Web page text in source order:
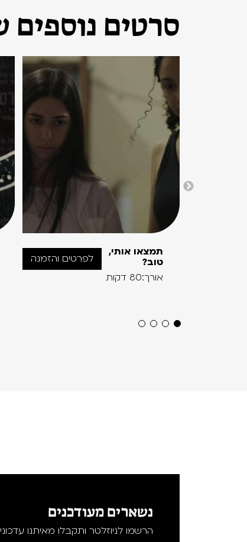
סרטים נוספים
תמצאו אותי,
טוב?
אורך:80 דקות
לפרטים והזמנה
נשארים מעודכנים
הרשמו לניוזלטר ותקבלו מאיתנו